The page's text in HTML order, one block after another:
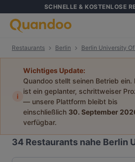
SCHNELLE & KOSTENLOSE
Restaurants Berlin Berlin University
i
Wichtiges Update:
Quandoo stellt seinen Betrieb ein.
ist ein geplanter, schrittweiser
— unsere Plattform bleibt bis
einschließlich 30. September
verfügbar.
34 Restaurants nahe Berlin